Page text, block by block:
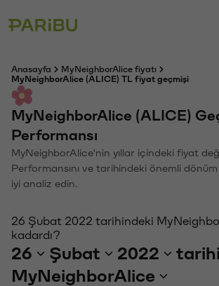
Anasayfa
MyNeighborAlice fiyatı
MyNeighborAlice (ALICE) TL fiyat geçmişi
MyNeighborAlice (ALICE)
Performansı
MyNeighborAlice'nin yıllar içindeki fiyat
Performansını ve tarihindeki önemli
iyi analiz edin.
26 Şubat 2022 tarihindeki
kadardı?
26 Şubat 2022
MyNeighborAlice